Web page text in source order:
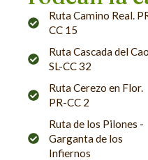
Ruta Camino Real.
CC 15
Ruta Cascada del
SL-CC 32
Ruta Cerezo en Flor.
PR-CC 2
Ruta de los Pilones -
Garganta de los
Infiernos